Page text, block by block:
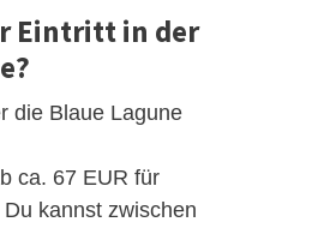
Eintritt in der
die Blaue Lagune
ca. 67 EUR für
kannst zwischen